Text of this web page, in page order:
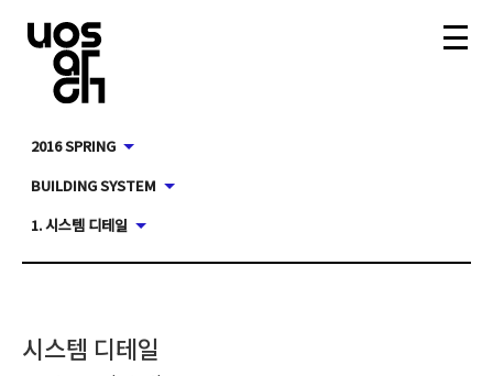
2016 SPRING
BUILDING SYSTEM
1. 시스템 디테일
시스템 디테일